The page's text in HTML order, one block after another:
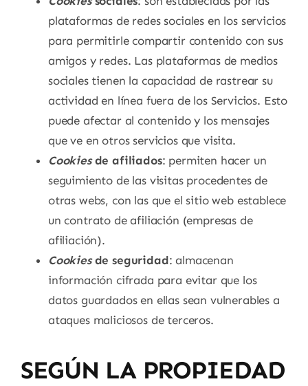
plataformas de redes sociales en los servicios
para permitirle compartir contenido con sus
amigos y redes. Las plataformas de medios
sociales tienen la capacidad de rastrear su
actividad en línea fuera de los Servicios. Esto
puede afectar al contenido y los mensajes
que ve en otros servicios que visita.
Cookiesde afiliados: permiten hacer un
seguimiento de las visitas procedentes de
otras webs, con las que el sitio web establece
un contrato de afiliación (empresas de
afiliación).
Cookiesde seguridad: almacenan
información cifrada para evitar que los
datos guardados en ellas sean vulnerables a
ataques maliciosos de terceros.
SEGÚN LA PROPIEDAD